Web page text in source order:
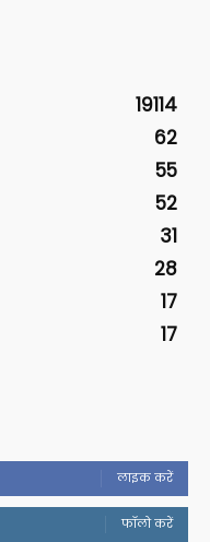
19114
62
55
52
31
28
17
17
लाइक करें
फॉलो करें